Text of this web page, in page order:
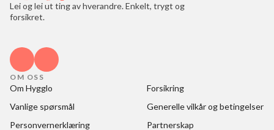
Lei og lei ut ting av hverandre. Enkelt, trygt og
forsikret.
OM OSS
Om Hygglo
Forsikring
Vanlige spørsmål
Generelle vilkår og betingelser
Personvernerklæring
Partnerskap